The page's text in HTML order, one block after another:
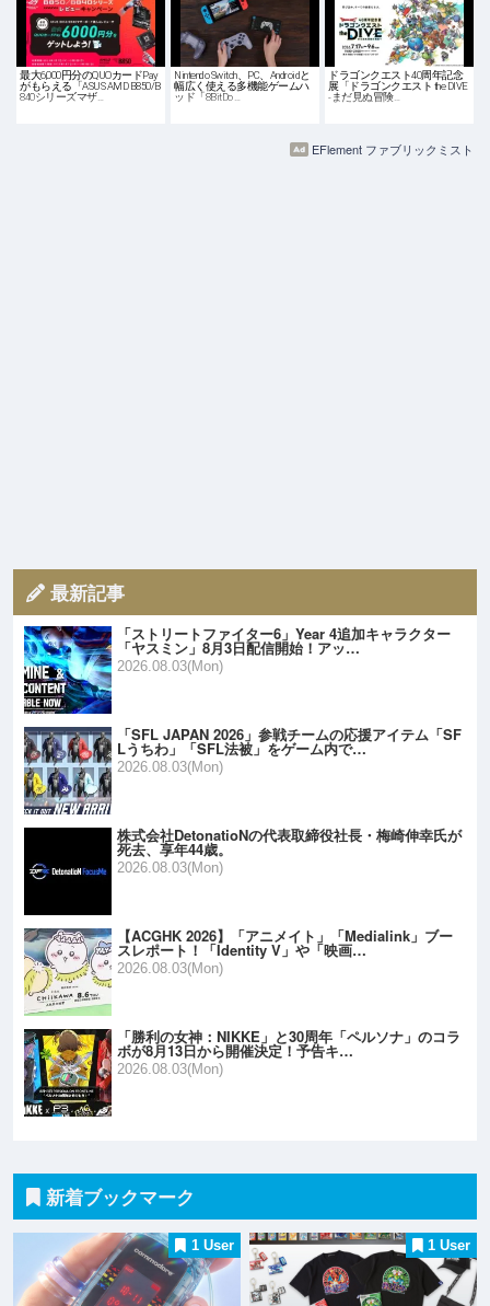
最大6,000円分のQUOカードPay
がもらえる「ASUS AMD B850/B
840シリーズマザ…
Nintendo Switch、PC、Androidと
幅広く使える多機能ゲームハ
ッド「8BitDo …
ドラゴンクエスト40周年記念
展「ドラゴンクエスト the DIVE
-まだ見ぬ冒険…
EFlement ファブリックミスト
最新記事
「ストリートファイター6」Year 4追加キャラクター
「ヤスミン」8月3日配信開始！アッ…
2026.08.03(Mon)
「SFL JAPAN 2026」参戦チームの応援アイテム「SF
Lうちわ」「SFL法被」をゲーム内で…
2026.08.03(Mon)
株式会社DetonatioNの代表取締役社長・梅崎伸幸氏が
死去、享年44歳。
2026.08.03(Mon)
【ACGHK 2026】「アニメイト」「Medialink」ブー
スレポート！「Identity V」や「映画…
2026.08.03(Mon)
「勝利の女神：NIKKE」と30周年「ペルソナ」のコラ
ボが8月13日から開催決定！予告キ…
2026.08.03(Mon)
新着ブックマーク
1 User 1 User